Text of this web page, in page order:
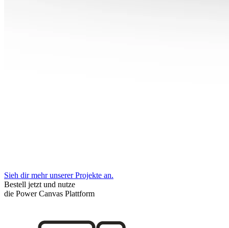
Sieh dir mehr unserer Projekte an.
Bestell jetzt und nutze
die Power Canvas Plattform